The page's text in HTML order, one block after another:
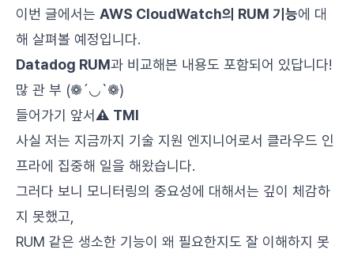
이번 글에서는 AWS CloudWatch의 RUM 기능에 대
해 살펴볼 예정입니다.
Datadog RUM과 비교해본 내용도 포함되어 있답니다!
많 관 부 (❁´◡`❁)
들어가기 앞서⚠️ TMI
사실 저는 지금까지 기술 지원 엔지니어로서 클라우드 인
프라에 집중해 일을 해왔습니다.
그러다 보니 모니터링의 중요성에 대해서는 깊이 체감하
지 못했고,
RUM 같은 생소한 기능이 왜 필요한지도 잘 이해하지 못